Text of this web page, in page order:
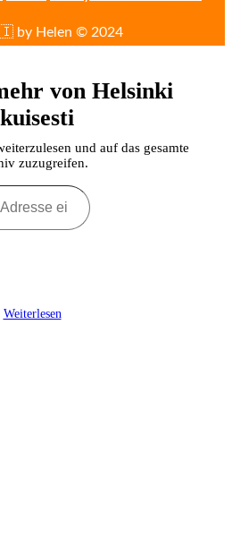
by Helen © 2024
von Helsinki
und auf das gesamte
zuzugreifen.
Weiterlesen